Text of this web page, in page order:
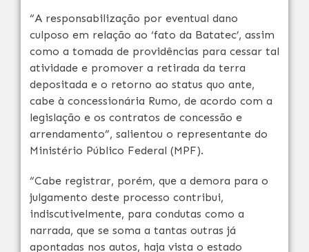
“A responsabilização por eventual dano
culposo em relação ao ‘fato da Batatec’, assim
como a tomada de providências para cessar tal
atividade e promover a retirada da terra
depositada e o retorno ao status quo ante,
cabe à concessionária Rumo, de acordo com a
legislação e os contratos de concessão e
arrendamento”, salientou o representante do
Ministério Público Federal (MPF).
“Cabe registrar, porém, que a demora para o
julgamento deste processo contribui,
indiscutivelmente, para condutas como a
narrada, que se soma a tantas outras já
apontadas nos autos, haja vista o estado